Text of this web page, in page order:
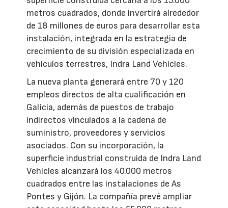
metros cuadrados, donde invertirá alrededor
de 18 millones de euros para desarrollar esta
instalación, integrada en la estrategia de
crecimiento de su división especializada en
vehículos terrestres, Indra Land Vehicles.
La nueva planta generará entre 70 y 120
empleos directos de alta cualificación en
Galicia, además de puestos de trabajo
indirectos vinculados a la cadena de
suministro, proveedores y servicios
asociados. Con su incorporación, la
superficie industrial construida de Indra Land
Vehicles alcanzará los 40.000 metros
cuadrados entre las instalaciones de As
Pontes y Gijón. La compañía prevé ampliar